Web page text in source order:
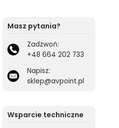
Masz pytania?
Zadzwoń:
+48 664 202 733
Napisz:
sklep@avpoint.pl
Wsparcie techniczne